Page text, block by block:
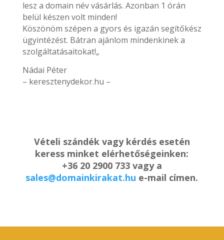
lesz a domain név vásárlás. Azonban 1 órán
belül készen volt minden!
Köszönöm szépen a gyors és igazán segítőkész
ügyintézést. Bátran ajánlom mindenkinek a
szolgáltatásaitokat!„
Nádai Péter
– keresztenydekor.hu –
Vételi szándék vagy kérdés esetén
keress minket elérhetőségeinken:
+36 20 2900 733 vagy a
sales@domainkirakat.hu e-mail címen.